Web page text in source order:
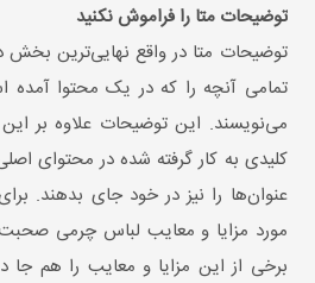
توضیحات متا را فراموش نکنید
توضیحات متا در واقع نهایی‌ترین
تمامی آنچه را که در یک محتوا
می‌نویسند. این توضیحات علاوه بر این
کلیدی به کار گرفته شده در محتوای
عنوان‌ها را نیز در خود جای بدهند.
مورد مزایا و معایب لباس چرمی صحبت
برخی از این مزایا و معایب را هم جا